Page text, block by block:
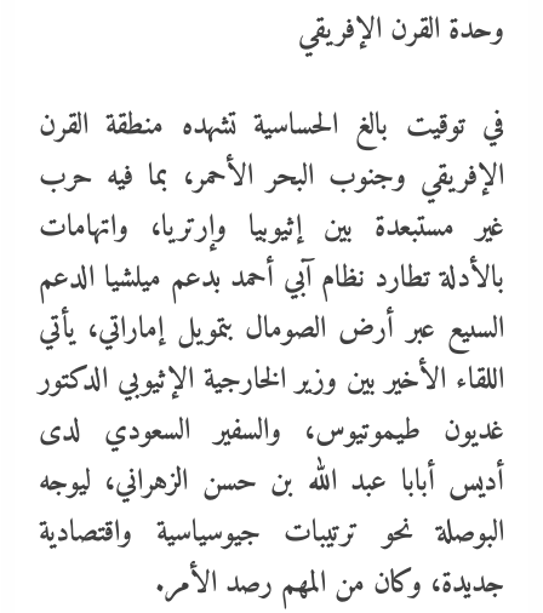
وحدة القرن الإفريقي
في توقيت بالغ الحساسية تشهده منطقة القرن
الإفريقي وجنوب البحر الأحمر، بما فيه حرب
غير مستبعدة بين إثيوبيا وإرتريا، واتهامات
بالأدلة تطارد نظام آبي أحمد بدعم ميلشيا الدعم
السىيع عبر أرض الصومال بتمويل إماراتي، يأتي
اللقاء الأخير بين وزير الخارجية الإثيوبي الدكتور
غديون طيموتيوس، والسفير السعودي لدى
أديس أبابا عبد الله بن حسن الزهراني، ليوجه
البوصلة نحو ترتيبات جيوسياسية واقتصادية
جديدة، وكان من المهم رصد الأمر.